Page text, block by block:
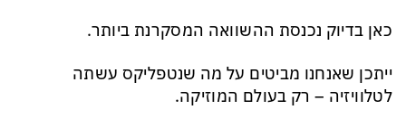
כאן בדיוק נכנסת ההשוואה המסקרנת ביותר.
ייתכן שאנחנו מביטים על מה שנטפליקס עשתה
לטלוויזיה – רק בעולם המוזיקה.